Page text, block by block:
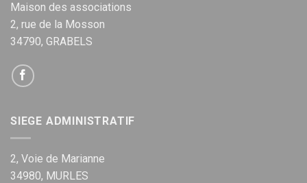
Maison des associations
2, rue de la Mosson
34790, GRABELS
SIEGE ADMINISTRATIF
2, Voie de Marianne
34980, MURLES